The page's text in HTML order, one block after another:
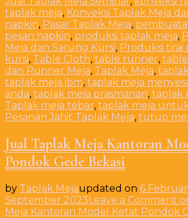
taplak meja, Konveksi Taplak Meja
napkin, Pasar Taplak Meja,
pesan napkin, produksi taplak meja,
Meja dan Sarung Kursi, Produksi tirai
kursi, Table Cloth, table runner,
dan Runner Meja, Taplak Meja,
taplak meja ibm, taplak meja
anda, taplak meja prasmanan, taplak
Taplak meja tebar, taplak meja
Pesanan Jahit Taplak Meja, tutup
Jual Taplak Meja Kantoran
Pondok Gede Bekasi
by Taplak Mejaupdated on 6
September 2023Leave a Comment
Meja Kantoran Model Ketat Pondok